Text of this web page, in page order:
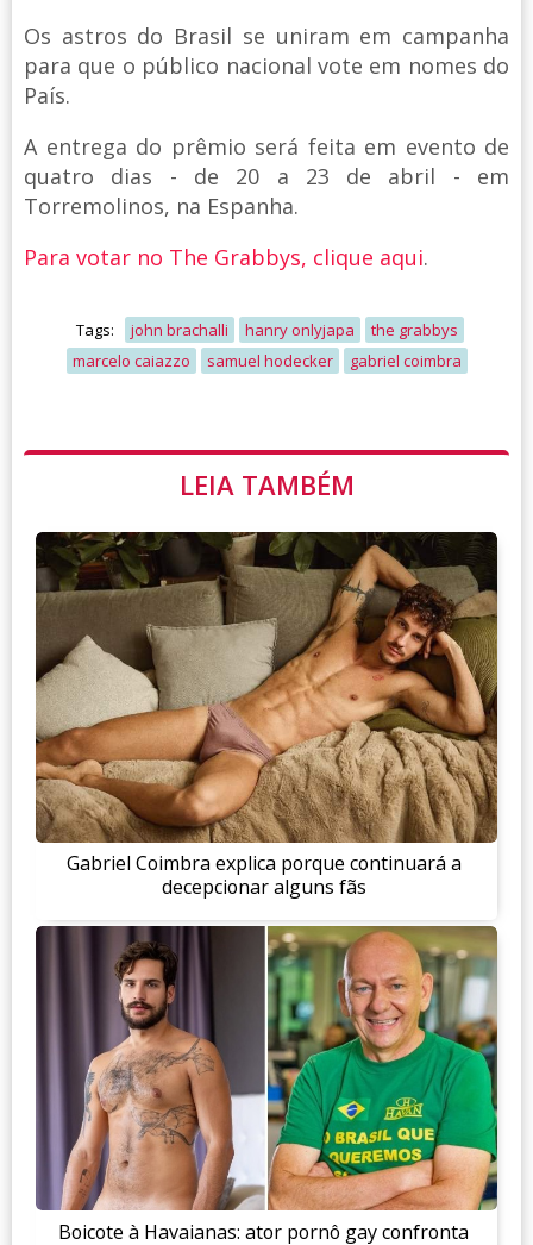
Os astros do Brasil se uniram em campanha
para que o público nacional vote em nomes do
País.
A entrega do prêmio será feita em evento de
quatro dias - de 20 a 23 de abril - em
Torremolinos, na Espanha.
Para votar no The Grabbys, clique aqui.
Tags: john brachalli hanry onlyjapa
the grabbys
marcelo caiazzo
samuel hodecker gabriel coimbra
LEIA TAMBÉM
Gabriel Coimbra explica porque continuará a
decepcionar alguns fãs
Boicote à Havaianas: ator pornô gay confronta